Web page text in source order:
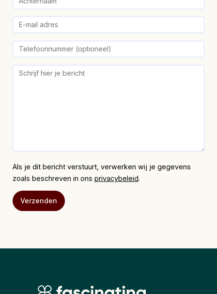
Als je dit bericht verstuurt, verwerken wij je gegevens
zoals beschreven in ons privacybeleid.